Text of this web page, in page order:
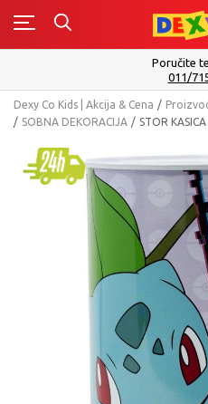
0
Poručite
011/
Dexy Co Kids | Akcija & Cena
SOBNA DEKORACIJA
STOR